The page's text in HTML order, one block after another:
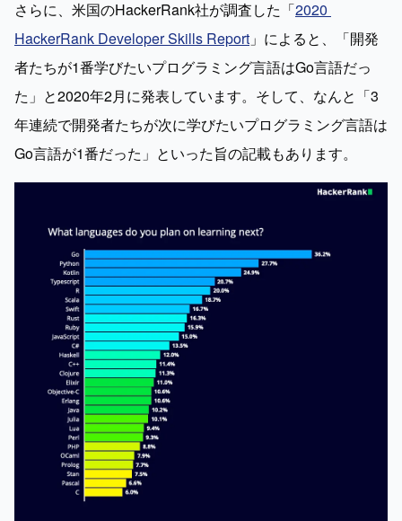
さらに、米国のHackerRank社が調査した「2020
HackerRank Developer Skills Report 」によると、「開発
者たちが1番学びたいプログラミング言語はGo言語だっ
た」と2020年2月に発表しています。そして、なんと「3
年連続で開発者たちが次に学びたいプログラミング言語は
Go言語が1番だった」といった旨の記載もあります。